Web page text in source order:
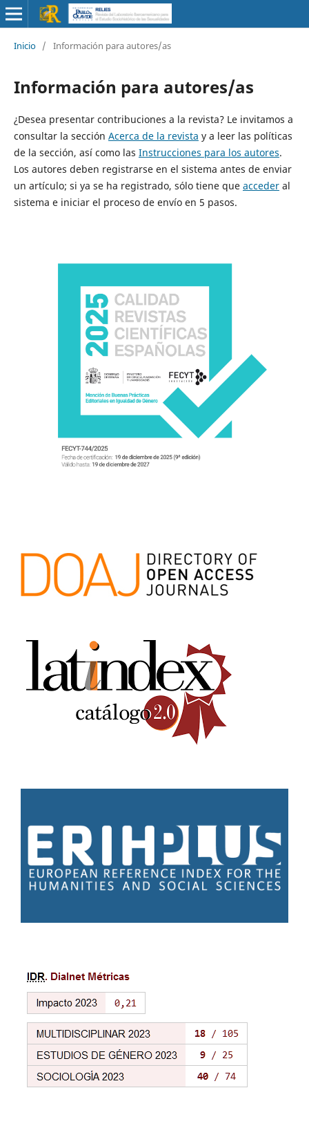
Inicio / Información para autores/as
Información para autores/as
¿Desea presentar contribuciones a la revista? Le invitamos a
consultar la sección Acerca de la revista y a leer las políticas
de la sección, así como las Instrucciones para los autores.
Los autores deben registrarse en el sistema antes de enviar
un artículo; si ya se ha registrado, sólo tiene que accederal
sistema e iniciar el proceso de envío en 5 pasos.